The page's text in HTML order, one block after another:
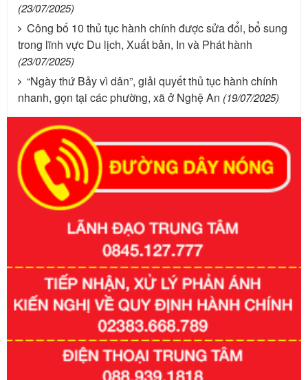
(23/07/2025)
Công bố 10 thủ tục hành chính được sửa đổi, bổ sung
trong lĩnh vực Du lịch, Xuất bản, In và Phát hành
(23/07/2025)
“Ngày thứ Bảy vì dân”, giải quyết thủ tục hành chính
nhanh, gọn tại các phường, xã ở Nghệ An (19/07/2025)
Số kí hiệu:351/2025/NĐ-CP
Tên: Nghị định số 351/2025/NĐ-CP của Chính phủ: Quy
định chuẩn nghèo đa chiều quốc gia giai đoạn 2026 - 2030